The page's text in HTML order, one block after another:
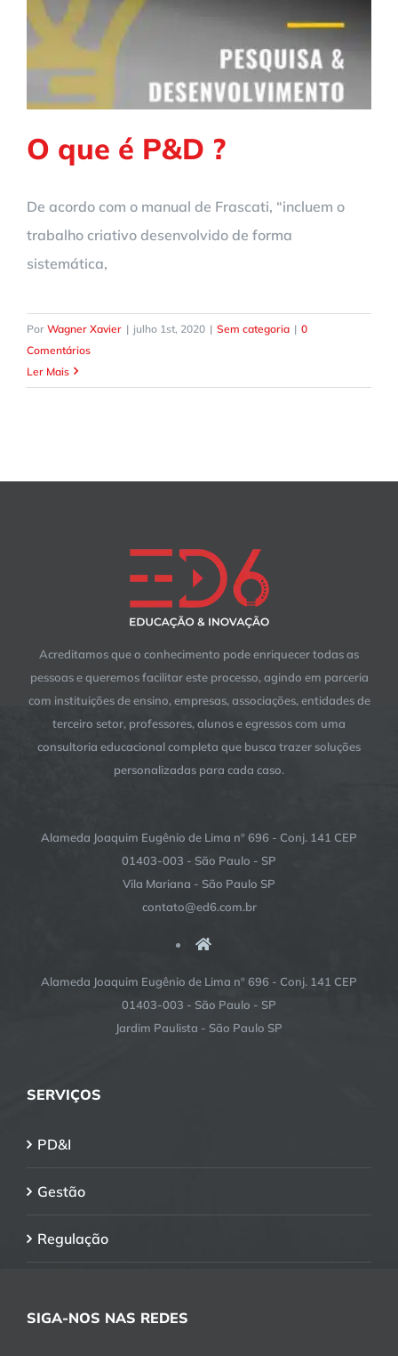
O que é P&D ?
De acordo com o manual de Frascati, “incluem o
trabalho criativo desenvolvido de forma
sistemática,
Por Wagner Xavier | julho 1st, 2020 | Sem categoria | 0
Comentários
Ler Mais
Acreditamos que o conhecimento pode enriquecer todas as
pessoas e queremos facilitar este processo, agindo em parceria
com instituições de ensino, empresas, associações, entidades de
terceiro setor, professores, alunos e egressos com uma
consultoria educacional completa que busca trazer soluções
personalizadas para cada caso.
Alameda Joaquim Eugênio de Lima nº 696 - Conj. 141 CEP
01403-003 - São Paulo - SP
Vila Mariana - São Paulo SP
contato@ed6.com.br
Alameda Joaquim Eugênio de Lima nº 696 - Conj. 141 CEP
01403-003 - São Paulo - SP
Jardim Paulista - São Paulo SP
SERVIÇOS
PD&I
Gestão
Regulação
SIGA-NOS NAS REDES